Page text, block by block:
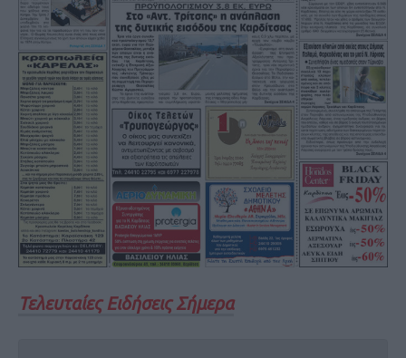
Τελευταίες Ειδήσεις Σήμερα